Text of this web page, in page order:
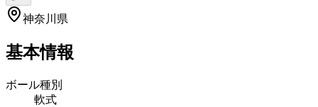
神奈川県
基本情報
ボール種別
軟式